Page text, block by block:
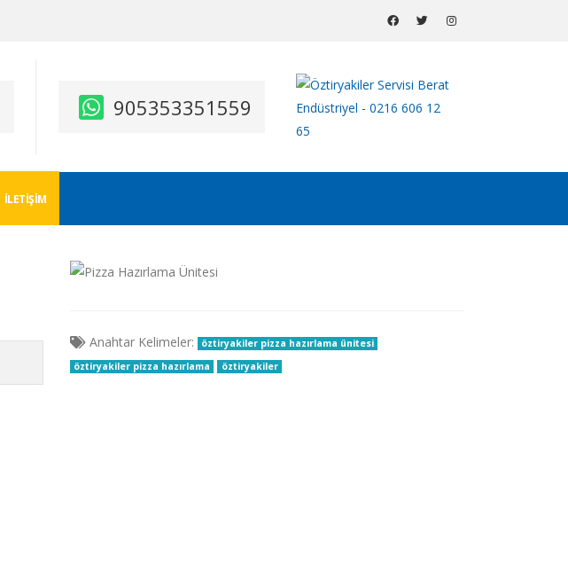
905353351559
İLETIŞIM
Anahtar Kelimeler:
öztiryakiler pizza hazırlama ünitesi
öztiryakiler pizza hazırlama
öztiryakiler